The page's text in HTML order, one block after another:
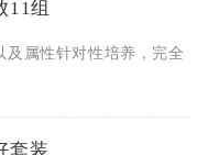
11组
属性针对性培养，完全
套装